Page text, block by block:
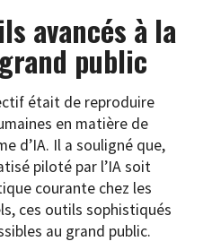
avancés à la
public
était de reproduire
en matière de
d’IA. Il a souligné que,
piloté par l’IA soit
courante chez les
ces outils sophistiqués
au grand public.